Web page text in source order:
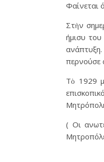
Φαίνεται
Στὴν
ήμισυ του
περνούσε
Τὸ 1929
( Οι